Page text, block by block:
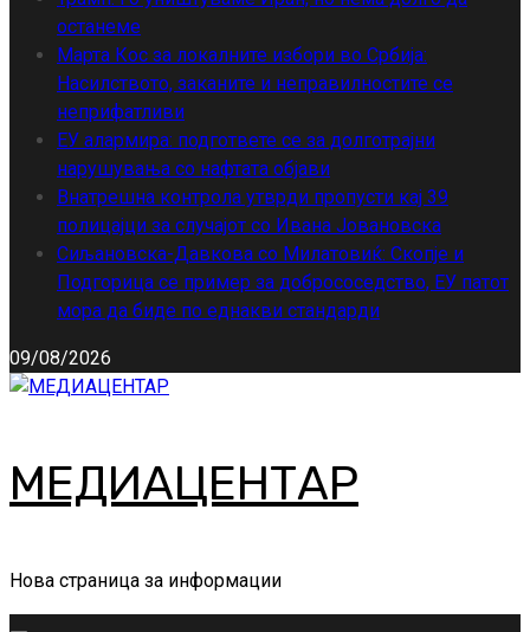
останеме
Марта Кос за локалните избори во Србија:
Насилството, заканите и неправилностите се
неприфатливи
ЕУ алармира: подгответе се за долготрајни
нарушувања со нафтата објави
Внатрешна контрола утврди пропусти кај 39
полицајци за случајот со Ивана Јовановска
Сиљановска-Давкова со Милатовиќ: Скопје и
Подгорица се пример за добрососедство, ЕУ патот
мора да биде по еднакви стандарди
09/08/2026
МЕДИАЦЕНТАР
Нова страница за информации